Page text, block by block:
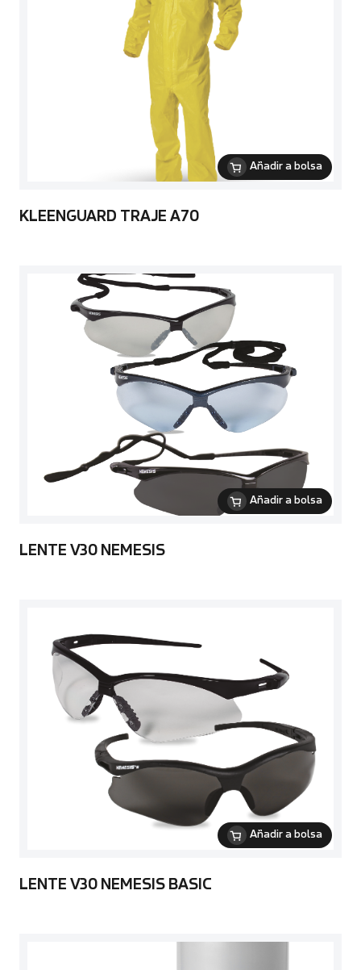
Añadir a bolsa
KLEENGUARD TRAJE A70
Añadir a bolsa
LENTE V30 NEMESIS
Añadir a bolsa
LENTE V30 NEMESIS BASIC